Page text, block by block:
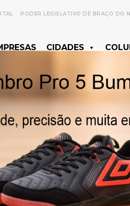
PODER LEGISLATIVO DE BRAÇO DO
CIDADES